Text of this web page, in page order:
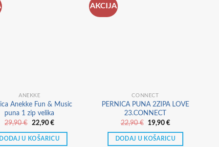
ANEKKE
Anekke Fun & Music
puna 1 zip velika
29,90€
Izvorna
bila
je:
22,90 €Trenutna
je:
22,90 €.
DODAJ U KOŠARICU
AKCIJA
CONNECT
PERNICA PUNA 2ZIPA LOVE
23.CONNECT
22,90€
Izvorna
bila
je:
19,90€Trenutna
je:
19,90 €.
DODAJ U KOŠARICU